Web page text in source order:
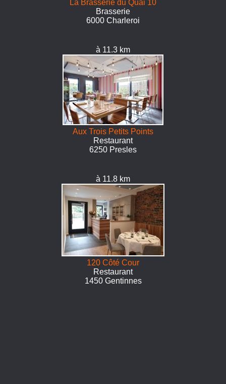
La Brasserie du Quai 10
Brasserie
6000 Charleroi
à 11.3 km
Aux Trois Petits Points
Restaurant
6250 Presles
à 11.8 km
120 Côté Cour
Restaurant
1450 Gentinnes